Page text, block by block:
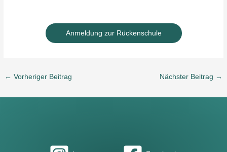
Anmeldung zur Rückenschule
← Vorheriger Beitrag Nächster Beitrag →